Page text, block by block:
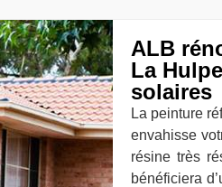
ALB
La
solaires
La peinture
envahisse
résine très
bénéficiera